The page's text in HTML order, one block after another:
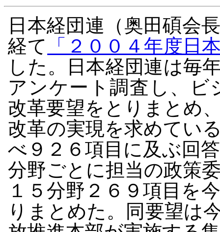
日本経団連（奥田碩会
経て
「２００４年度日
した。日本経団連は毎
アンケート調査し、
改革要望をとりまとめ
改革の実現を求めてい
べ９２６項目に及ぶ回
分野ごとに担当の政策
１５分野２６９項目を
りまとめた。同要望は